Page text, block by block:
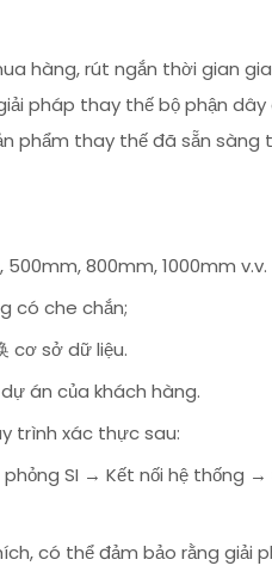
hàng, rút ngắn thời gian
pháp thay thế bộ phận
phẩm thay thế đã sẵn sàng
800mm, 1000mm v.v.
có che chắn;
cơ sở dữ liệu.
án của khách hàng.
trình xác thực sau:
SI → Kết nối hệ thống →
có thể đảm bảo rằng giải